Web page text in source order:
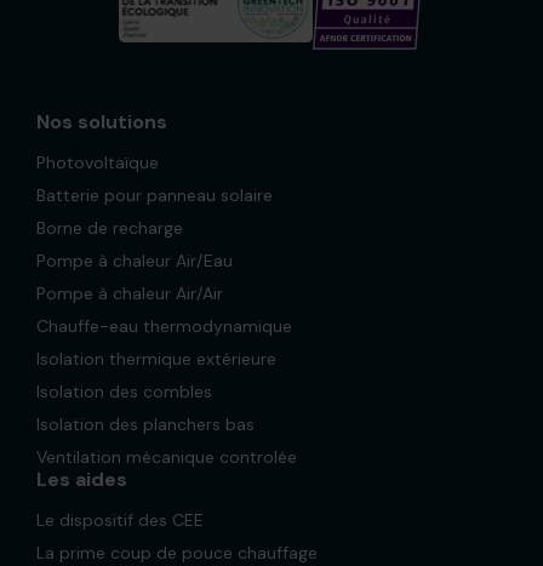
Nos solutions
Photovoltaïque
Batterie pour panneau solaire
Borne de recharge
Pompe à chaleur Air/Eau
Pompe à chaleur Air/Air
Chauffe-eau thermodynamique
Isolation thermique extérieure
Isolation des combles
Isolation des planchers bas
Ventilation mécanique controlée
Les aides
Le dispositif des CEE
La prime coup de pouce chauffage